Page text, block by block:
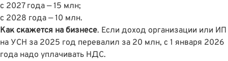
с 2027 года — 15 млн;
с 2028 года — 10 млн.
Как скажется на бизнесе. Если доход организации или ИП
на УСН за 2025 год перевалил за 20 млн, с 1 января 2026
года надо уплачивать НДС.